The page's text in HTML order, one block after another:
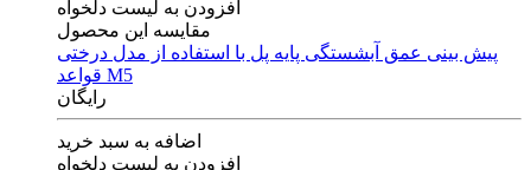
افزودن به لیست دلخواه
مقایسه این محصول
پیش بینی عمق آبشستگی پایه پل با استفاده از مدل درختی
قواعد M5
رایگان
اضافه به سبد خرید
افزودن به لیست دلخواه